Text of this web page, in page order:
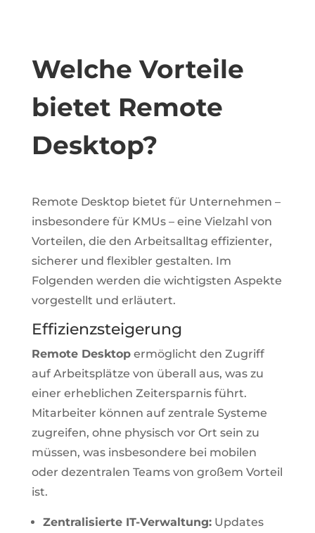
Welche Vorteile
bietet Remote
Desktop?
Remote Desktop bietet für Unternehmen –
insbesondere für KMUs – eine Vielzahl von
Vorteilen, die den Arbeitsalltag effizienter,
sicherer und flexibler gestalten. Im
Folgenden werden die wichtigsten Aspekte
vorgestellt und erläutert.
Effizienzsteigerung
Remote Desktopermöglicht den Zugriff
auf Arbeitsplätze von überall aus, was zu
einer erheblichen Zeitersparnis führt.
Mitarbeiter können auf zentrale Systeme
zugreifen, ohne physisch vor Ort sein zu
müssen, was insbesondere bei mobilen
oder dezentralen Teams von großem Vorteil
ist.
Zentralisierte IT-Verwaltung:Updates